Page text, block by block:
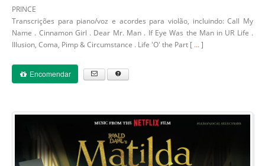
PRINCE
Transcrições para piano/voz e acordes para violão, incluindo: Call My
Name . Cinnamon Girl . Dear Mr. Man . If Eye Was the Man in UR Life .
Illusion, Coma, Pimp & Circumstance . Life 'O' the Part [ ...]
Encomendar